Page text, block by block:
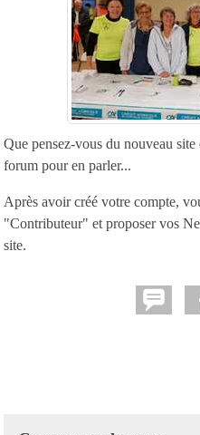
Que pensez-vous du nouveau
forum pour en parler...
Après avoir créé votre compte,
"Contributeur" et proposer vos
site.